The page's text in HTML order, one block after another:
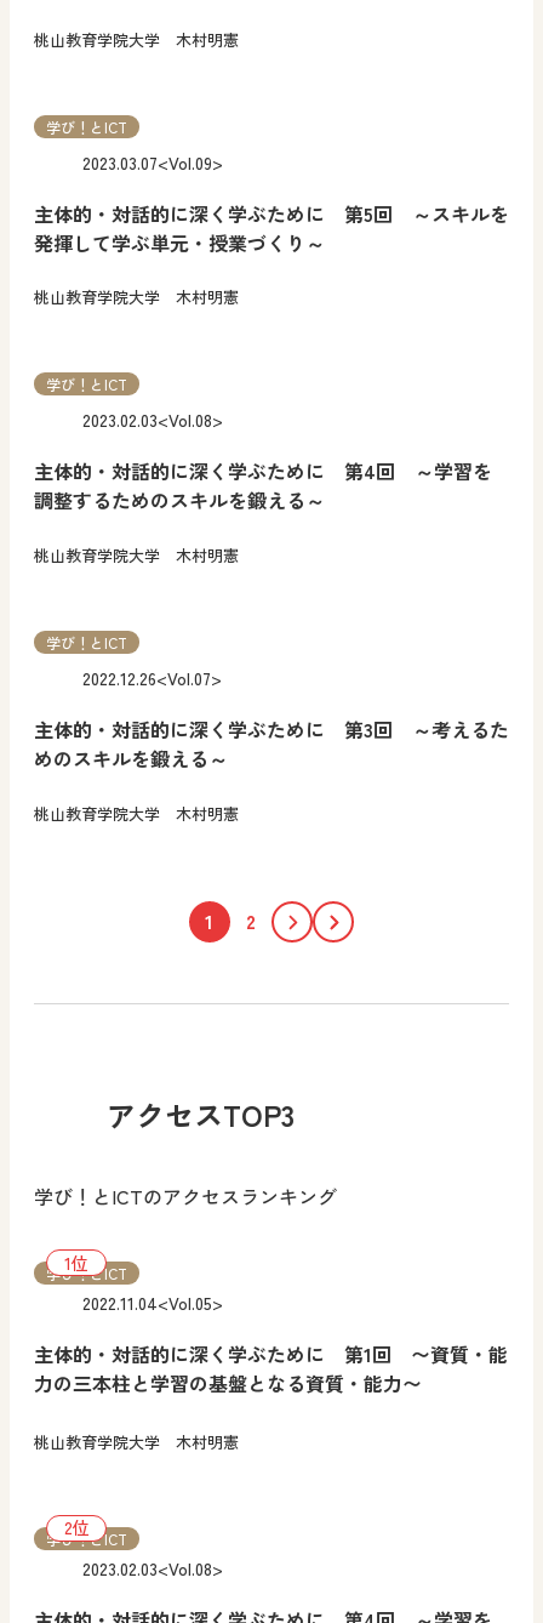
桃山教育学院大学 木村明憲
主体的・対話的に深く学ぶために 第5回 ～スキルを
発揮して学ぶ単元・授業づくり～
桃山教育学院大学 木村明憲
2023.03.07<Vol.09>
学び！とICT
主体的・対話的に深く学ぶために 第4回 ～学習を
調整するためのスキルを鍛える～
桃山教育学院大学 木村明憲
2023.02.03<Vol.08>
学び！とICT
主体的・対話的に深く学ぶために 第3回 ～考えるた
めのスキルを鍛える～
桃山教育学院大学 木村明憲
2022.12.26<Vol.07>
学び！とICT
1 2
アクセスTOP3
学び！とICTのアクセスランキング
主体的・対話的に深く学ぶために 第1回 〜資質・能
力の三本柱と学習の基盤となる資質・能力〜
桃山教育学院大学 木村明憲
2022.11.04<Vol.05>
学び！とICT
2023.02.03<Vol.08>
学び！とICT